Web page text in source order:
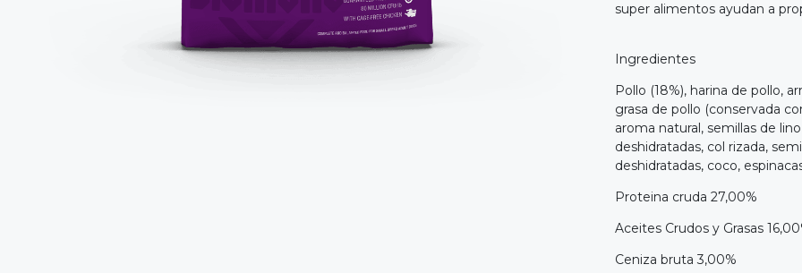
super alimentos ayudan a
Ingredientes
Pollo (18%), harina de pollo,
grasa de pollo (conservada
aroma natural, semillas de
deshidratadas, col rizada,
deshidratadas, coco,
Proteina cruda 27,00%
Aceites Crudos y Grasas
Ceniza bruta 3,00%